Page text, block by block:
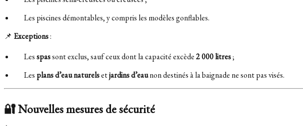
Les piscines démontables, y compris les modèles gonflables.
📌 Exceptions:
Lesspassont exclus, sauf ceux dont la capacité excède2 000 litres;
Les plans d’eau naturelsetjardins d’eaunon destinés à la baignade ne sont pas visés.
🔐 Nouvelles mesures de sécurité